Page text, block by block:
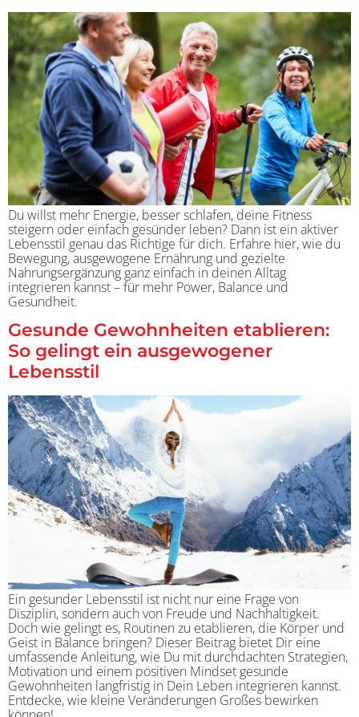
Du willst mehr Energie, besser schlafen, deine Fitness
steigern oder einfach gesünder leben? Dann ist ein aktiver
Lebensstil genau das Richtige für dich. Erfahre hier, wie du
Bewegung, ausgewogene Ernährung und gezielte
Nahrungsergänzung ganz einfach in deinen Alltag
integrieren kannst – für mehr Power, Balance und
Gesundheit.
Gesunde Gewohnheiten etablieren:
So gelingt ein ausgewogener
Lebensstil
Ein gesunder Lebensstil ist nicht nur eine Frage von
Disziplin, sondern auch von Freude und Nachhaltigkeit.
Doch wie gelingt es, Routinen zu etablieren, die Körper und
Geist in Balance bringen? Dieser Beitrag bietet Dir eine
umfassende Anleitung, wie Du mit durchdachten Strategien,
Motivation und einem positiven Mindset gesunde
Gewohnheiten langfristig in Dein Leben integrieren kannst.
Entdecke, wie kleine Veränderungen Großes bewirken